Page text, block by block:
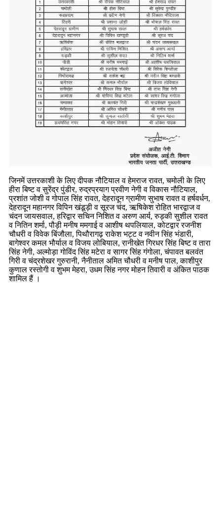
जिनमें उत्तरकाशी के लिए दीपक नौटियाल व हेमराज रावत, चमोली के लिए
हीरा बिष्ट व सुरेंद्र पुंडीर, रुद्रप्रयाग प्रवीण नेगी व विकास नौटियाल,
प्रशांत जोशी व गोपाल सिंह रावत, देहरादून ग्रामीण सुभाष रावत व हर्षवर्धन,
देहरादून महानगर विपिन खंडूड़ी व सूरज चंद, ऋषिकेश रोहित भारद्वाज व
चंदन जायसवाल, हरिद्वार सचिन निशित व अरुण आर्य, रुड़की सुशील रावत
व नितिन शर्मा, पौड़ी मनीष ममगाई व आशीष थपलियाल, कोटद्वार रजनीश
चौधरी व विवेक बिंजौला, पिथौरागढ़ राकेश भट्ट व नवीन सिंह भंडारी,
बागेश्वर कमल भौर्याल व विजय लोबियाल, रानीखेत गिरधर सिंह बिष्ट व तारा
सिंह नेगी, अल्मोड़ा गोविंद सिंह मटेरा व सागर सिंह गंगोला, चंपावत बलवंत
गिरी व चंद्रशेखर गुरुरानी, नैनीताल अमित चौधरी व मनीष पाल, काशीपुर
कुणाल रस्तोगी व शुभम मेहरा, उधम सिंह नगर मोहन तिवारी व अंकित पाठक
शामिल हैं ।